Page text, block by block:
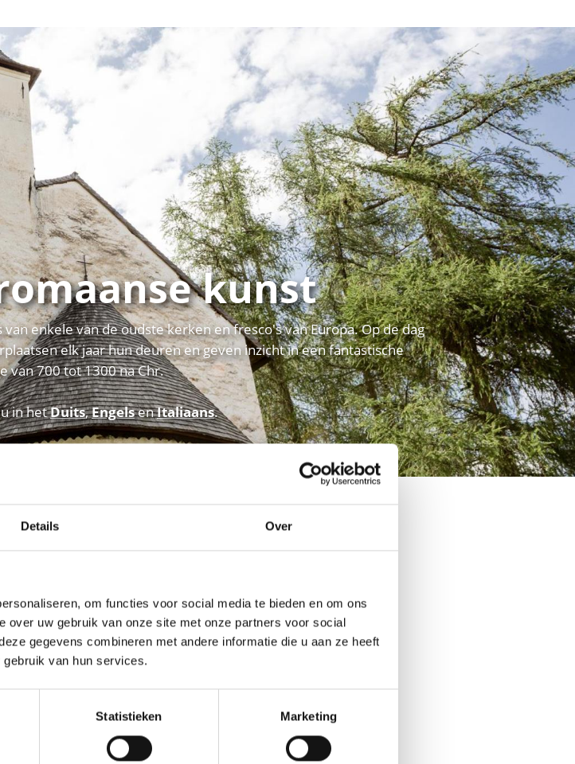
Details Over
om functies voor social media te bieden en om ons
over uw gebruik van onze site met onze partners voor social
gegevens combineren met andere informatie die u aan ze heeft
van hun services.
Statistieken Marketing
kunst
enkele van de oudste kerken en fresco's van Europa. Op de dag
elk jaar hun deuren en geven inzicht in een fantastische
van 700 tot 1300 na Chr.
in hetDuits,EngelsenItaliaans.